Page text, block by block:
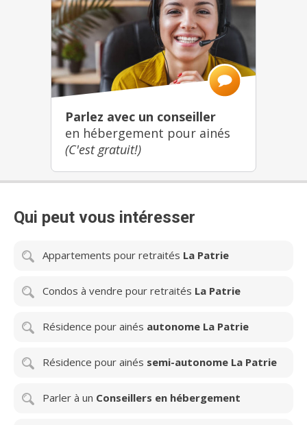
Parlez avec un conseiller
en hébergement pour ainés
(C'est gratuit!)
Qui peut vous intéresser
Appartements pour retraités La Patrie
Condos à vendre pour retraités La Patrie
Résidence pour ainés autonome La Patrie
Résidence pour ainés semi-autonome La Patrie
Parler à un Conseillers en hébergement